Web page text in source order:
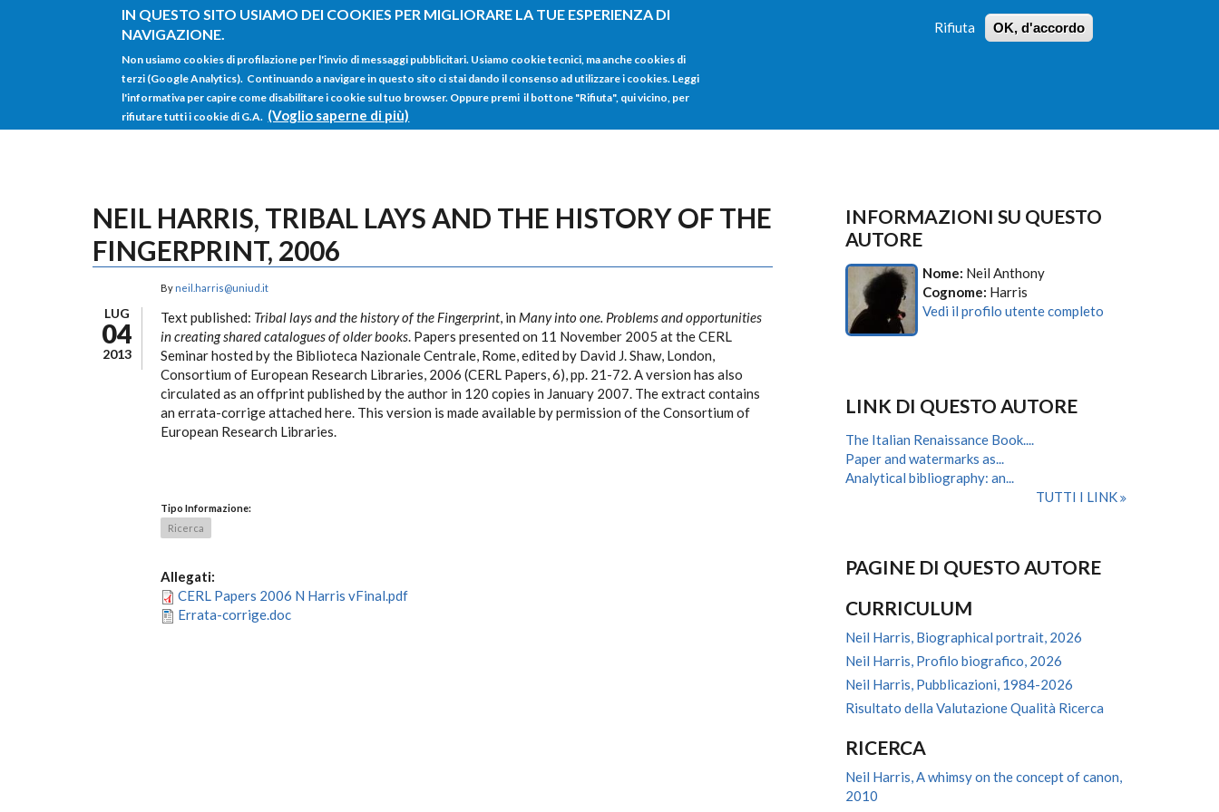
IN QUESTO SITO USIAMO DEI COOKIES PER MIGLIORARE LA TUE ESPERIENZA DI
NAVIGAZIONE.
Non usiamo cookies di profilazione per l'invio di messaggi pubblicitari. Usiamo cookie tecnici, ma anche cookies di
terzi (Google Analytics). Continuando a navigare in questo sito ci stai dando il consenso ad utilizzare i cookies. Leggi
l'informativa per capire come disabilitare i cookie sul tuo browser. Oppure premi il bottone "Rifiuta", qui vicino, per
rifiutare tutti i cookie di G.A. (Voglio saperne di più)
Rifiuta OK, d'accordo
Salta al contenuto principale
RICERCA
HOME
NEIL HARRIS, TRIBAL LAYS AND THE HISTORY OF THE
FINGERPRINT, 2006
LUG
04
2013
By neil.harris@uniud.it
Text published: Tribal lays and the history of the Fingerprint, in Many into one. Problems and opportunities
in creating shared catalogues of older books. Papers presented on 11 November 2005 at the CERL
Seminar hosted by the Biblioteca Nazionale Centrale, Rome, edited by David J. Shaw, London,
Consortium of European Research Libraries, 2006 (CERL Papers, 6), pp. 21-72. A version has also
circulated as an offprint published by the author in 120 copies in January 2007. The extract contains
an errata-corrige attached here. This version is made available by permission of the Consortium of
European Research Libraries.
Tipo Informazione:
Ricerca
Allegati:
CERL Papers 2006 N Harris vFinal.pdf
Errata-corrige.doc
INFORMAZIONI SU QUESTO
AUTORE
Nome: Neil Anthony
Cognome: Harris
Vedi il profilo utente completo
LINK DI QUESTO AUTORE
The Italian Renaissance Book....
Paper and watermarks as...
Analytical bibliography: an...
TUTTI I LINK
PAGINE DI QUESTO AUTORE
CURRICULUM
Neil Harris, Biographical portrait, 2026
Neil Harris, Profilo biografico, 2026
Neil Harris, Pubblicazioni, 1984-2026
Risultato della Valutazione Qualità Ricerca
RICERCA
Neil Harris, A whimsy on the concept of canon,
2010